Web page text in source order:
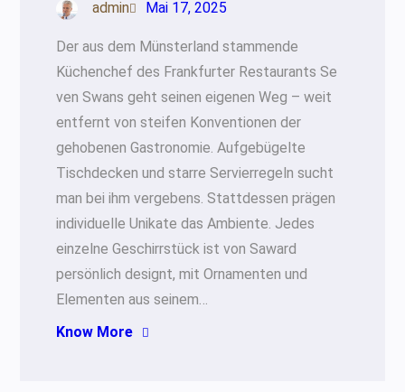
admin Mai 17, 2025
Der aus dem Münsterland stammende
Küchenchef des Frankfurter Restaurants Se
ven Swans geht seinen eigenen Weg – weit
entfernt von steifen Konventionen der
gehobenen Gastronomie. Aufgebügelte
Tischdecken und starre Servierregeln sucht
man bei ihm vergebens. Stattdessen prägen
individuelle Unikate das Ambiente. Jedes
einzelne Geschirrstück ist von Saward
persönlich designt, mit Ornamenten und
Elementen aus seinem…
Know More